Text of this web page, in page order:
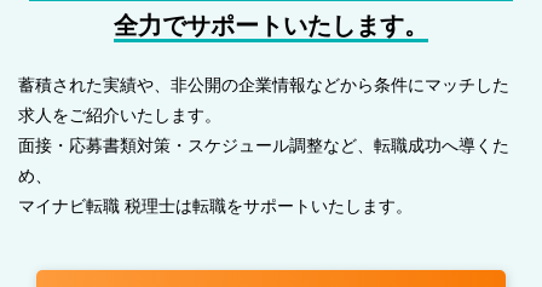
全力でサポートいたします。
蓄積された実績や、非公開の企業情報などから条件にマッチした
求人をご紹介いたします。
面接・応募書類対策・スケジュール調整など、転職成功へ導くた
め、
マイナビ転職 税理士は転職をサポートいたします。